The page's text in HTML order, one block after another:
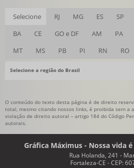
Selecione RJ MG ES SP
BA
CE GO e DF AM PA
MT
MS PB PI RN RO
Selecione a região do Brasil
O conteúdo do texto desta página é de direito
total, mesmo citando nossos links, é proibida sem a
violação de direito autoral – artigo 184 do Código
autorais.
Gráfica Máximus - Nossa vida
Rua Holanda, 241 -
Fortaleza-CE - CEP: